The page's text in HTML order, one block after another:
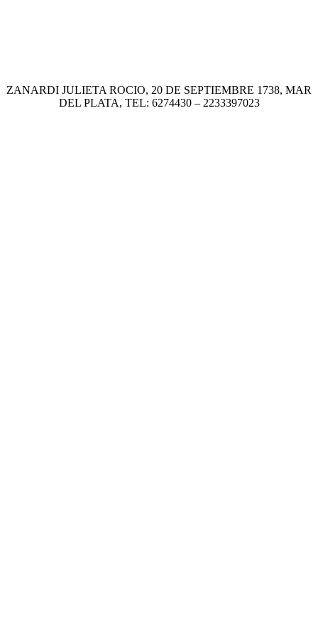
ZANARDI JULIETA ROCIO, 20 DE SEPTIEMBRE 1738, MAR
DEL PLATA, TEL: 6274430 – 2233397023